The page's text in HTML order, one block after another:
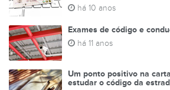
há 10 anos
Exames de código e
há 11 anos
Um ponto positivo na
estudar o código da